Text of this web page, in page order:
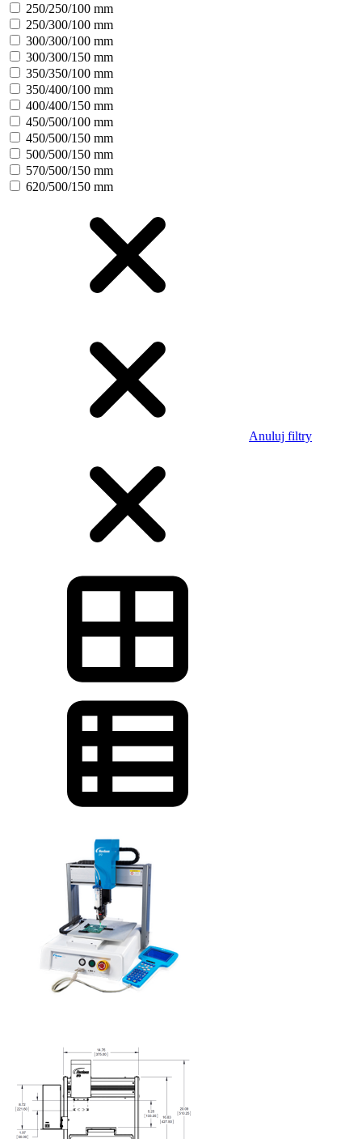
250/250/100 mm
250/300/100 mm
300/300/100 mm
300/300/150 mm
350/350/100 mm
350/400/100 mm
400/400/150 mm
450/500/100 mm
450/500/150 mm
500/500/150 mm
570/500/150 mm
620/500/150 mm
Anuluj filtry